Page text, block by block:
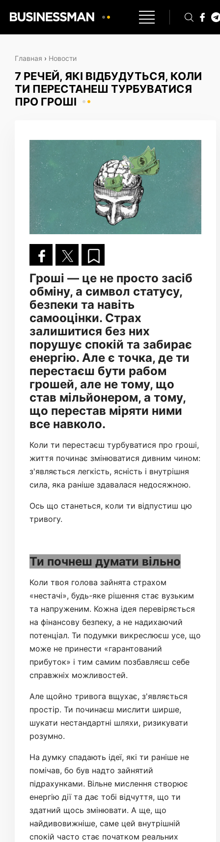
Главная › Новости
7 РЕЧЕЙ, ЯКІ ВІДБУДУТЬСЯ, КОЛИ
ТИ ПЕРЕСТАНЕШ ТУРБУВАТИСЯ
ПРО ГРОШІ
Гроші — це не просто засіб
обміну, а символ статусу,
безпеки та навіть
самооцінки. Страх
залишитися без них
порушує спокій та забирає
енергію. Але є точка, де ти
перестаєш бути рабом
грошей, але не тому, що
став мільйонером, а тому,
що перестав міряти ними
все навколо.
Коли ти перестаєш турбуватися про гроші,
життя починає змінюватися дивним чином:
з'являється легкість, ясність і внутрішня
сила, яка раніше здавалася недосяжною.
Ось що станеться, коли ти відпустиш цю
тривогу.
Ти почнеш думати вільно
Коли твоя голова зайнята страхом
«нестачі», будь-яке рішення стає вузьким
та напруженим. Кожна ідея перевіряється
на фінансову безпеку, а не надихаючий
потенціал. Ти подумки викреслюєш усе, що
може не принести «гарантований
прибуток» і тим самим позбавляєш себе
справжніх можливостей.
Але щойно тривога вщухає, з'являється
простір. Ти починаєш мислити ширше,
шукати нестандартні шляхи, ризикувати
розумно.
На думку спадають ідеї, які ти раніше не
помічав, бо був надто зайнятий
підрахунками. Вільне мислення створює
енергію дії та дає тобі відчуття, що ти
здатний щось змінювати. А ще, що
найдивовижніше, саме цей внутрішній
спокій часто стає початком реальних